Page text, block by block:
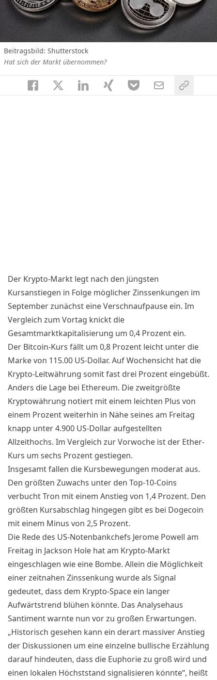
Beitragsbild: Shutterstock
Hat sich der Markt übernommen?
Der Krypto-Markt legt nach den jüngsten
Kursanstiegen in Folge möglicher Zinssenkungen im
September zunächst eine Verschnaufpause ein. Im
Vergleich zum Vortag knickt die
Gesamtmarktkapitalisierung um 0,4 Prozent ein.
Der Bitcoin-Kurs fällt um 0,8 Prozent leicht unter die
Marke von 115.00 US-Dollar. Auf Wochensicht hat die
Krypto-Leitwährung somit fast drei Prozent eingebüßt.
Anders die Lage bei Ethereum. Die zweitgrößte
Kryptowährung notiert mit einem leichten Plus von
einem Prozent weiterhin in Nähe seines am Freitag
knapp unter 4.900 US-Dollar aufgestellten
Allzeithochs. Im Vergleich zur Vorwoche ist der Ether-
Kurs um sechs Prozent gestiegen.
Insgesamt fallen die Kursbewegungen moderat aus.
Den größten Zuwachs unter den Top-10-Coins
verbucht Tron mit einem Anstieg von 1,4 Prozent. Den
größten Kursabschlag hingegen gibt es bei Dogecoin
mit einem Minus von 2,5 Prozent.
Die Rede des US-Notenbankchefs Jerome Powell am
Freitag in Jackson Hole hat am Krypto-Markt
eingeschlagen wie eine Bombe. Allein die Möglichkeit
einer zeitnahen Zinssenkung wurde als Signal
gedeutet, dass dem Krypto-Space ein langer
Aufwärtstrend blühen könnte. Das Analysehaus
Santiment warnte nun vor zu großen Erwartungen.
„Historisch gesehen kann ein derart massiver Anstieg
der Diskussionen um eine einzelne bullische Erzählung
darauf hindeuten, dass die Euphorie zu groß wird und
einen lokalen Höchststand signalisieren könnte“, heißt